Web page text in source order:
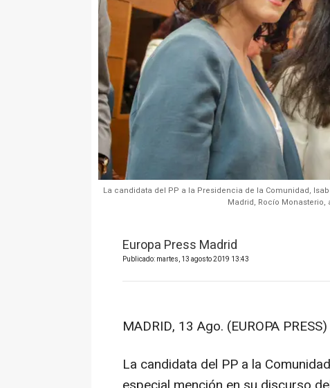
La candidata del PP a la Presidencia de la Comunidad,
Madrid, Rocío
Europa Press Madrid
Publicado: martes, 13 agosto 2019 13:43
MADRID, 13 Ago. (EUROPA
La candidata del PP a la